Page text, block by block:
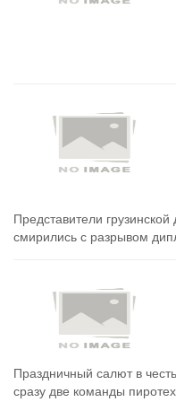
Представители
смирились с разрывом
Праздничный салют в
сразу две команды